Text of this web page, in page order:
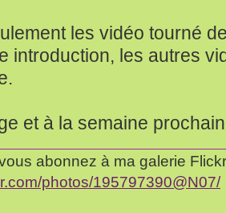
les vidéo tourné
introduction, les autres
et à la semaine
abonnez à ma galerie
photos/195797390@N07/